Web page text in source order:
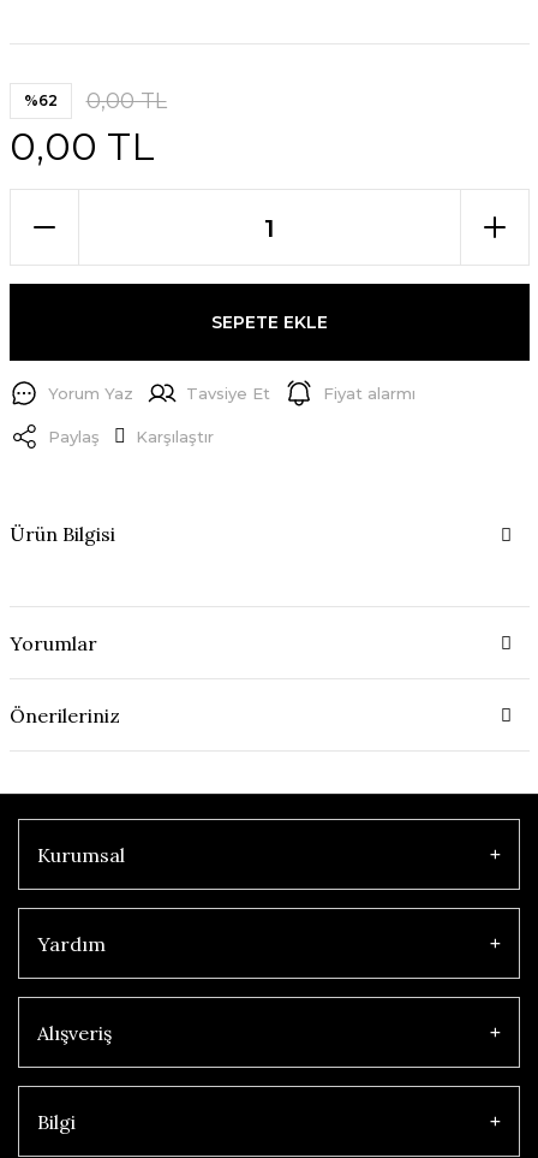
%62 0,00 TL
0,00 TL
SEPETE EKLE
Yorum Yaz Tavsiye Et Fiyat alarmı
Paylaş Karşılaştır
Ürün Bilgisi
Yorumlar
Önerileriniz
Kurumsal
Yardım
Alışveriş
Bilgi